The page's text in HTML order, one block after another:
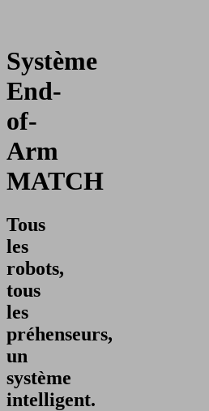
Système
End-
of-
Arm
MATCH
Tous
les
robots,
tous
les
préhenseurs,
un
système
intelligent.